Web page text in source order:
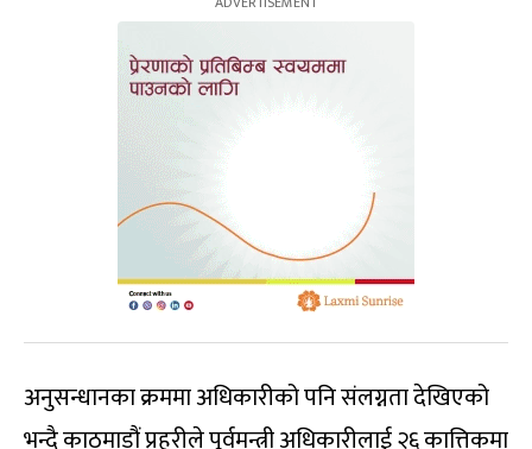
अनुसन्धानका क्रममा अधिकारीको पनि संलग्नता देखिएको
भन्दै काठमाडौं प्रहरीले पूर्वमन्त्री अधिकारीलाई २६ कात्तिकमा